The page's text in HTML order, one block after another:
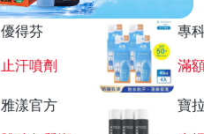
優得芬
止汗噴劑
專
滿
雅漾官方
寶